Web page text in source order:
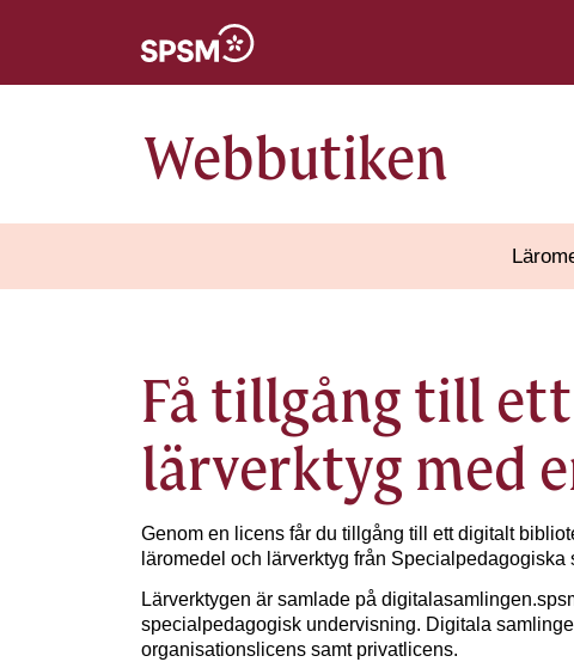
Webbutiken
Få tillgång till
lärverktyg med
Genom en licens får du tillgång till ett digitalt
läromedel och lärverktyg från Specialpedagogiska
Lärverktygen är samlade på
specialpedagogisk undervisning. Digitala
organisationslicens samt privatlicens.